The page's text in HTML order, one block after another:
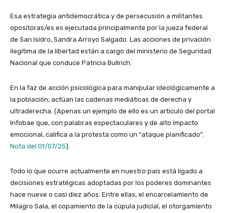
Esa estrategia antidemocrática y de persecusión a militantes
opositoras/es es ejecutada principalmente por la jueza federal
de San Isidro, Sandra Arroyo Salgado. Las acciones de privación
ilegítima de la libertad están a cargo del ministerio de Seguridad
Nacional que conduce Patricia Bullrich.
En la faz de acción psicológica para manipular ideológicamente a
la población, actúan las cadenas mediáticas de derecha y
ultraderecha. (Apenas un ejemplo de ello es un artículo del portal
Infobae que, con palabras espectaculares y de alto impacto
emocional, califica a la protesta como un “ataque planificado”.
Nota del 01/07/25).
Todo lo que ocurre actualmente en nuestro país está ligado a
decisiones estratégicas adoptadas por los poderes dominantes
hace nueve o casi diez años. Entre ellas, el encarcelamiento de
Milagro Sala, el copamiento de la cúpula judicial, el otorgamiento